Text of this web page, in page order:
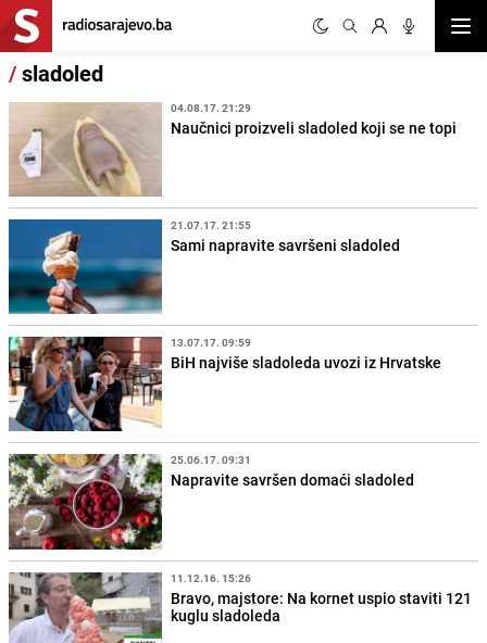
/sladoled
04.08.17. 21:29
Naučnici proizveli sladoled koji se ne topi
21.07.17. 21:55
Sami napravite savršeni sladoled
13.07.17. 09:59
BiH najviše sladoleda uvozi iz Hrvatske
25.06.17. 09:31
Napravite savršen domaći sladoled
11.12.16. 15:26
Bravo, majstore: Na kornet uspio staviti 121
kuglu sladoleda